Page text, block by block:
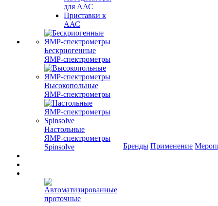
для ААС
Приставки к
ААС
Бескриогенные
ЯМР‑спектрометры
Высокопольные
ЯМР‑спектрометры
Настольные
ЯМР‑спектрометры
Spinsolve
Бренды Применение